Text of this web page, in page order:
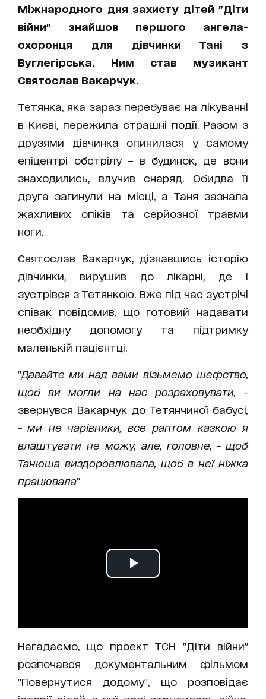
Міжнародного дня захисту дітей "Діти
війни" знайшов першого ангела-
охоронця для дівчинки Тані з
Вуглегірська. Ним став музикант
Святослав Вакарчук.
Тетянка, яка зараз перебуває на лікуванні
в Києві, пережила страшні події. Разом з
друзями дівчинка опинилася у самому
епіцентрі обстрілу – в будинок, де вони
знаходились, влучив снаряд. Обидва її
друга загинули на місці, а Таня зазнала
жахливих опіків та серйозної травми
ноги.
Святослав Вакарчук, дізнавшись історію
дівчинки, вирушив до лікарні, де і
зустрівся з Тетянкою. Вже під час зустрічі
співак повідомив, що готовий надавати
необхідну допомогу та підтримку
маленькій пацієнтці.
"Давайте ми над вами візьмемо шефство,
щоб ви могли на нас розраховувати, -
звернувся Вакарчук до Тетянчиної бабусі
- ми не чарівники, все раптом казкою я
влаштувати не можу, але, головне, - щоб
Танюша виздоровлювала, щоб в неї ніжка
працювала"
Нагадаємо, що проект ТСН "Діти війни"
розпочався документальним фільмом
"Повернутися додому", що розповідає